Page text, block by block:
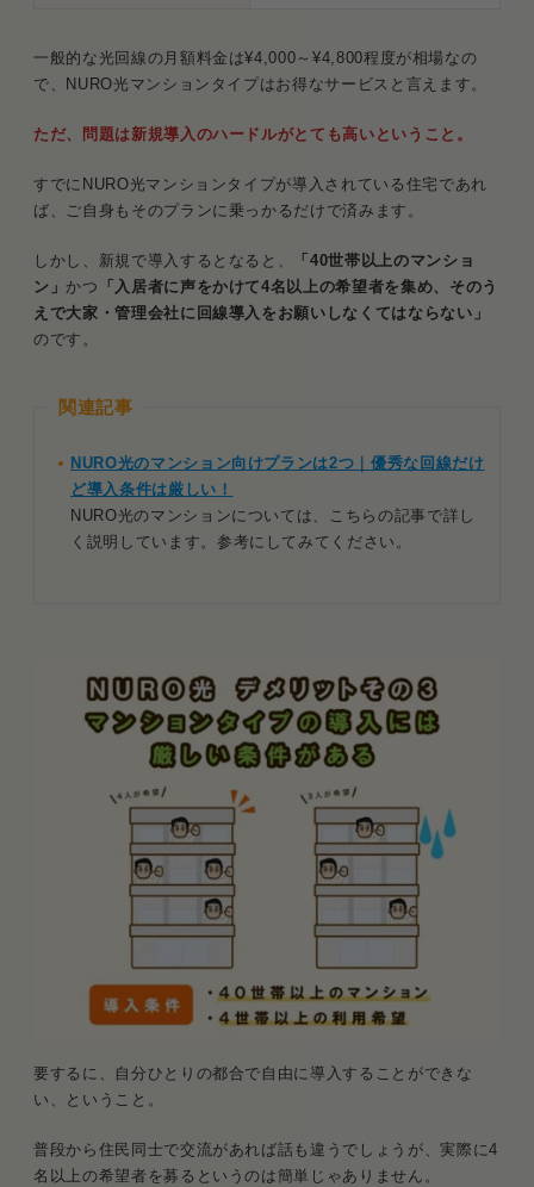
一般的な光回線の月額料金は¥4,000～¥4,800程度が相場なの
で、NURO光マンションタイプはお得なサービスと言えます。
ただ、問題は新規導入のハードルがとても高いということ。
すでにNURO光マンションタイプが導入されている住宅であれ
ば、ご自身もそのプランに乗っかるだけで済みます。
しかし、新規で導入するとなると、
「40世帯以上のマンショ
ン」 かつ
「入居者に声をかけて4名以上の希望者を集め、そのう
えで大家・管理会社に回線導入をお願いしなくてはならない」
のです。
関連記事
NURO光のマンション向けプランは2つ｜優秀な回線だけ
ど導入条件は厳しい！
NURO光のマンションについては、こちらの記事で詳し
く説明しています。参考にしてみてください。
要するに、自分ひとりの都合で自由に導入することができな
い、ということ。
普段から住民同士で交流があれば話も違うでしょうが、実際に4
名以上の希望者を募るというのは簡単じゃありません。